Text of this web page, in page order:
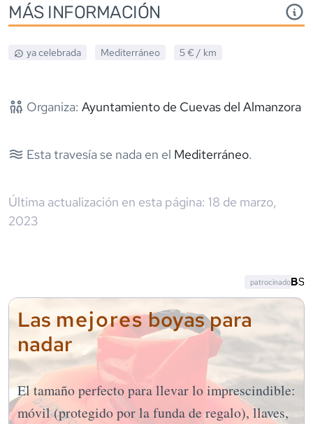
MÁS INFORMACIÓN
ya celebrada Mediterráneo 5 € / km
Organiza: Ayuntamiento de Cuevas del Almanzora
Esta travesía se nada en el Mediterráneo.
Última actualización en esta página: 18 de marzo,
2023
Las mejoresboyas para
nadar
El tamaño perfecto para llevar lo imprescindible:
móvil (protegido por la funda de regalo), llaves,
patrocinado